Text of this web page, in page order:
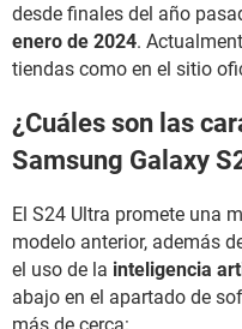
desde finales del año
enero de 2024.
tiendas como en el sitio
¿Cuáles son las
Samsung Galaxy
El S24 Ultra promete una
modelo anterior, además
el uso de la inteligencia
abajo en el apartado de